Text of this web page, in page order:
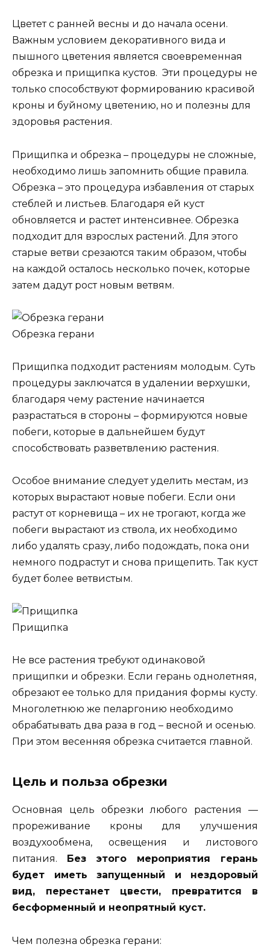
Цветет с ранней весны и до начала осени.
Важным условием декоративного вида и
пышного цветения является своевременная
обрезка и прищипка кустов. Эти процедуры не
только способствуют формированию красивой
кроны и буйному цветению, но и полезны для
здоровья растения.
Прищипка и обрезка – процедуры не сложные,
необходимо лишь запомнить общие правила.
Обрезка – это процедура избавления от старых
стеблей и листьев. Благодаря ей куст
обновляется и растет интенсивнее. Обрезка
подходит для взрослых растений. Для этого
старые ветви срезаются таким образом, чтобы
на каждой осталось несколько почек, которые
затем дадут рост новым ветвям.
Обрезка герани
Прищипка подходит растениям молодым. Суть
процедуры заключатся в удалении верхушки,
благодаря чему растение начинается
разрастаться в стороны – формируются новые
побеги, которые в дальнейшем будут
способствовать разветвлению растения.
Особое внимание следует уделить местам, из
которых вырастают новые побеги. Если они
растут от корневища – их не трогают, когда же
побеги вырастают из ствола, их необходимо
либо удалять сразу, либо подождать, пока они
немного подрастут и снова прищепить. Так куст
будет более ветвистым.
Прищипка
Не все растения требуют одинаковой
прищипки и обрезки. Если герань однолетняя,
обрезают ее только для придания формы кусту.
Многолетнюю же пеларгонию необходимо
обрабатывать два раза в год – весной и осенью.
При этом весенняя обрезка считается главной.
Цель и польза обрезки
Основная цель обрезки любого растения —
прореживание кроны для улучшения
воздухообмена, освещения и листового
питания.
Без этого мероприятия герань
будет иметь запущенный и нездоровый
вид, перестанет цвести, превратится в
бесформенный и неопрятный куст.
Чем полезна обрезка герани: